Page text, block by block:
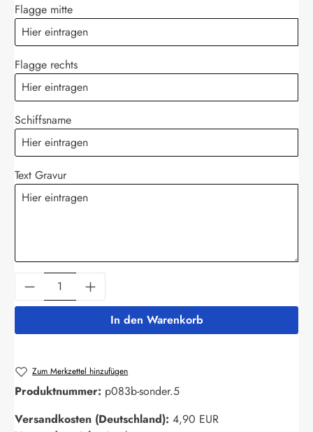
Flagge mitte
Flagge rechts
Schiffsname
Text Gravur
Produkt Anzahl: Gib den gewünschten
In den Warenkorb
Zum Merkzettel hinzufügen
Produktnummer: p083b-sonder.5
Versandkosten (Deutschland): 4,90 EUR